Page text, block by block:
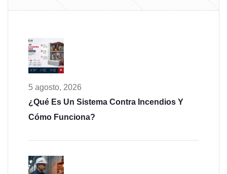
5 agosto, 2026
¿Qué Es Un Sistema Contra Incendios Y
Cómo Funciona?